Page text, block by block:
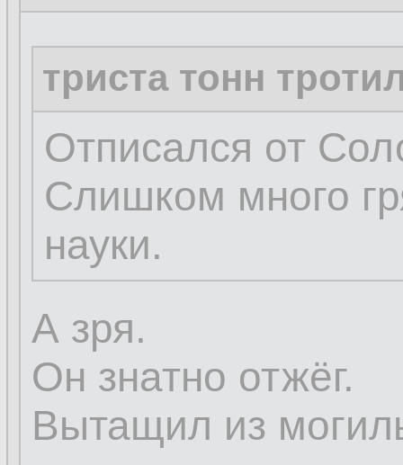
триста тонн
Отписался от
Слишком много
науки.
А зря.
Он знатно отжёг.
Вытащил из